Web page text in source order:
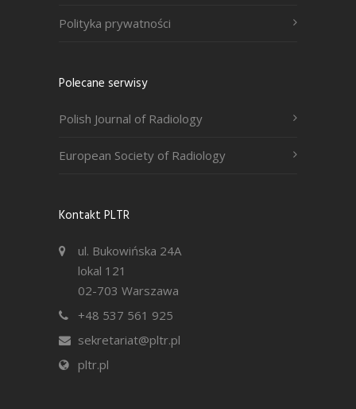
Polityka prywatności
Polecane serwisy
Polish Journal of Radiology
European Society of Radiology
Kontakt PLTR
ul. Bukowińska 24A
lokal 121
02-703 Warszawa
+48 537 561 925
sekretariat@pltr.pl
pltr.pl